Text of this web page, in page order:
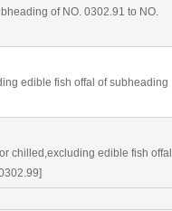
of NO. 0302.91 to NO.
edible fish offal of subheading
chilled,excluding edible fish offal